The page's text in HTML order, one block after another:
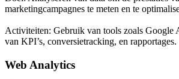
marketingcampagnes te meten en te
Activiteiten: Gebruik van tools zoals Google
van KPI’s, conversietracking, en rapportages.
Web Analytics